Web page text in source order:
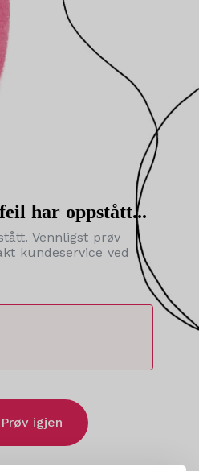
har oppstått...
Vennligst prøv
kundeservice ved
Prøv igjen